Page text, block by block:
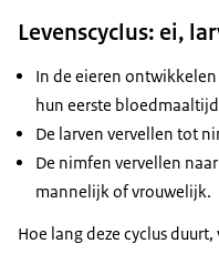
Levenscyclus: ei,
In de eieren
hun eerste
De larven vervellen tot
De nimfen vervellen
mannelijk of vrouwelijk.
Hoe lang deze cyclus